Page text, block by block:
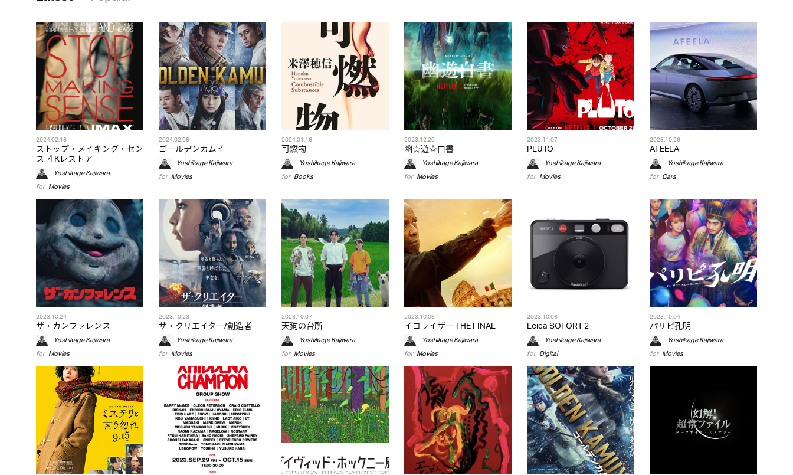
2024.02.16
ストップ・メイキング・セン
ス ４Kレストア
Yoshikage Kajiwara
for Movies
2024.02.08
ゴールデンカムイ
Yoshikage Kajiwara
for Movies
2024.01.16
可燃物
Yoshikage Kajiwara
for Books
2023.12.20
幽☆遊☆白書
Yoshikage Kajiwara
for Movies
2023.11.07
PLUTO
Yoshikage Kajiwara
for Movies
2023.10.26
AFEELA
Yoshikage Kajiwara
for Cars
2023.10.24
ザ・カンファレンス
Yoshikage Kajiwara
for Movies
2023.10.23
ザ・クリエイター/創造者
Yoshikage Kajiwara
for Movies
2023.10.07
天狗の台所
Yoshikage Kajiwara
for Movies
2023.10.06
イコライザー THE FINAL
Yoshikage Kajiwara
for Movies
2023.10.06
Leica SOFORT 2
Yoshikage Kajiwara
for Digital
2023.10.04
パリピ孔明
Yoshikage Kajiwara
for Movies